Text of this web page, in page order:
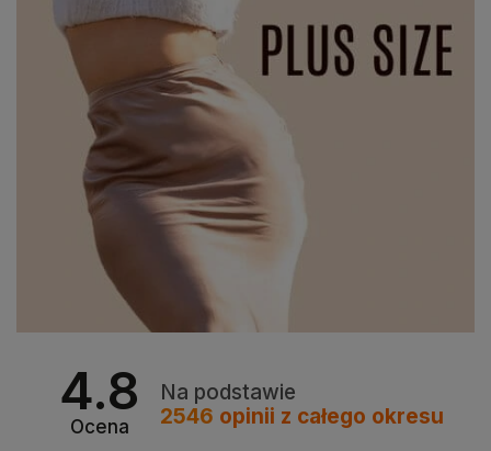
4.8
Ocena
Na podstawie
2546 opinii z całego okresu